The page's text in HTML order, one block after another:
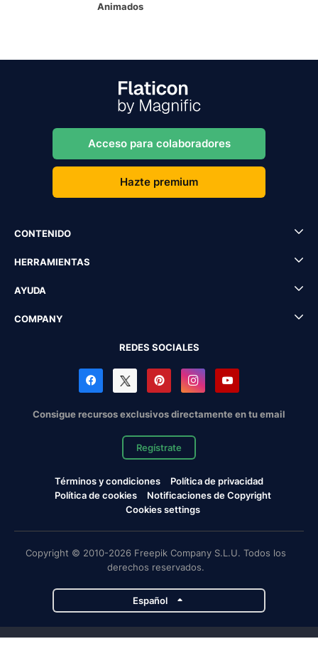
Animados
Acceso para colaboradores
Hazte premium
CONTENIDO
HERRAMIENTAS
AYUDA
COMPANY
REDES SOCIALES
Consigue recursos exclusivos directamente en tu email
Regístrate
Términos y condiciones
Política de privacidad
Política de cookies
Notificaciones de Copyright
Cookies settings
Copyright © 2010-2026 Freepik Company S.L.U. Todos los
derechos reservados.
Español